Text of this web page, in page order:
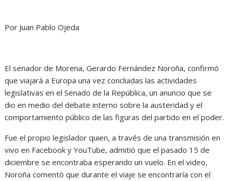
Por Juan Pablo Ojeda
El senador de Morena, Gerardo Fernández Noroña, confirmó
que viajará a Europa una vez concluidas las actividades
legislativas en el Senado de la República, un anuncio que se
dio en medio del debate interno sobre la austeridad y el
comportamiento público de las figuras del partido en el poder.
Fue el propio legislador quien, a través de una transmisión en
vivo en Facebook y YouTube, admitió que el pasado 15 de
diciembre se encontraba esperando un vuelo. En el video,
Noroña comentó que durante el viaje se encontraría con el